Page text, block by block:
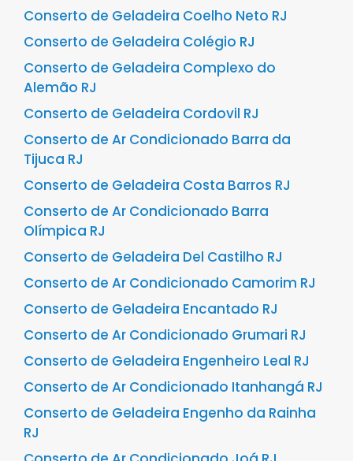
Conserto de Geladeira Coelho Neto RJ
Conserto de Geladeira Colégio RJ
Conserto de Geladeira Complexo do
Alemão RJ
Conserto de Geladeira Cordovil RJ
Conserto de Ar Condicionado Barra da
Tijuca RJ
Conserto de Geladeira Costa Barros RJ
Conserto de Ar Condicionado Barra
Olímpica RJ
Conserto de Geladeira Del Castilho RJ
Conserto de Ar Condicionado Camorim RJ
Conserto de Geladeira Encantado RJ
Conserto de Ar Condicionado Grumari RJ
Conserto de Geladeira Engenheiro Leal RJ
Conserto de Ar Condicionado Itanhangá RJ
Conserto de Geladeira Engenho da Rainha
RJ